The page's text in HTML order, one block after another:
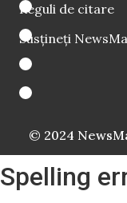
Reguli de citare
Susțineți
© 2024
Spelling